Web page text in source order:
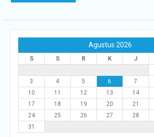
Agustus 2026
S S R K J
3
4 5 6 7
10
11 12 13 14
17
18 19 20 21
24
25 26 27 28
31